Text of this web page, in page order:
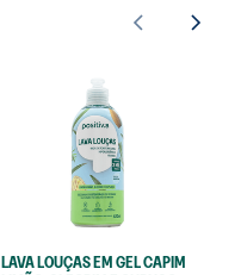
LAVA LOUÇAS EM GEL CAPIM